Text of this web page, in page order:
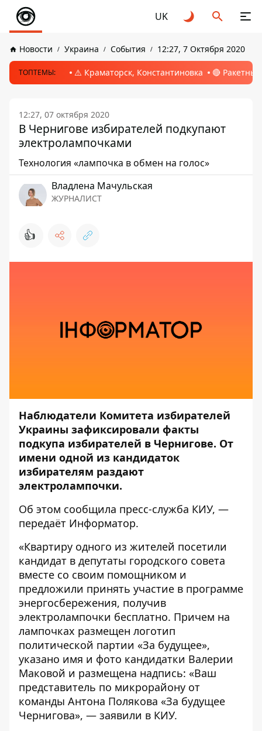
UK
Новости Украина События 12:27, 7 Октября 2020
ТОПТЕМЫ: ⚠️ Краматорск, Константиновка 🔴
12:27, 07 октября 2020
В Чернигове избирателей подкупают
электролампочками
Технология «лампочка в обмен на голос»
Владлена Мачульская
ЖУРНАЛИСТ
👍
Наблюдатели Комитета избирателей
Украины зафиксировали факты
подкупа избирателей в Чернигове. От
имени одной из кандидаток
избирателям раздают
электролампочки.
Об этом сообщила пресс-служба КИУ, —
передаёт Информатор.
«Квартиру одного из жителей посетили
кандидат в депутаты городского совета
вместе со своим помощником и
предложили принять участие в программе
энергосбережения, получив
электролампочки бесплатно. Причем на
лампочках размещен логотип
политической партии «За будущее»,
указано имя и фото кандидатки Валерии
Маковой и размещена надпись: «Ваш
представитель по микрорайону от
команды Антона Полякова «За будущее
Чернигова», — заявили в КИУ.